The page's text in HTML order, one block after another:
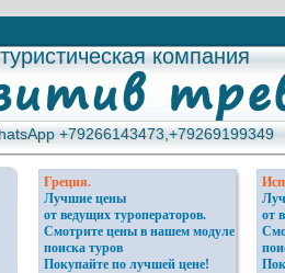
туристическая компания
туристическая компания
+79266143473,+79269199349
+79266143473,+79269199349
Греция.
Лучшие цены
от ведущих туроператоров.
Смотрите цены в нашем модуле
поиска туров
Покупайте по лучшей цене!
от